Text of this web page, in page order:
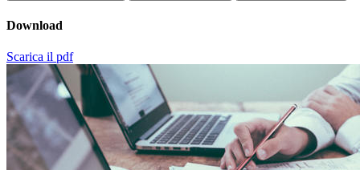
Download
Scarica il pdf